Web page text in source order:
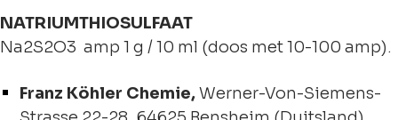
NATRIUMTHIOSULFAAT
Na2S2O3 amp 1 g / 10 ml (doos met 10-100 amp).
Franz Köhler Chemie,Werner-Von-Siemens-